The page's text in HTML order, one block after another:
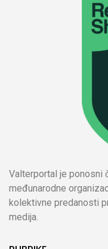
Valterportal je ponosni
međunarodne
kolektivne predanosti
medija.